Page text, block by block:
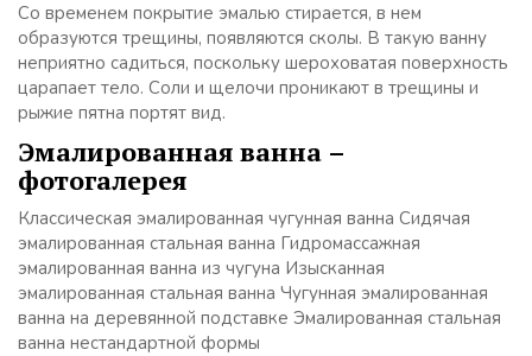
Со временем покрытие эмалью стирается, в нем
образуются трещины, появляются сколы. В такую ванну
неприятно садиться, поскольку шероховатая поверхность
царапает тело. Соли и щелочи проникают в трещины и
рыжие пятна портят вид.
Эмалированная ванна –
фотогалерея
Классическая эмалированная чугунная ванна Сидячая
эмалированная стальная ванна Гидромассажная
эмалированная ванна из чугуна Изысканная
эмалированная стальная ванна Чугунная эмалированная
ванна на деревянной подставке Эмалированная стальная
ванна нестандартной формы